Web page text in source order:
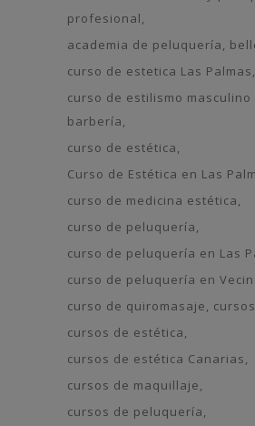
profesional
academia de peluquería
curso de estetica Las Palmas
curso de estilismo masculino
barbería
curso de estética
Curso de Estética en Las
curso de medicina estética
curso de peluquería
curso de peluquería en Las
curso de peluquería en
curso de quiromasaje
cursos
cursos de estética
cursos de estética Canarias
cursos de maquillaje
cursos de peluquería